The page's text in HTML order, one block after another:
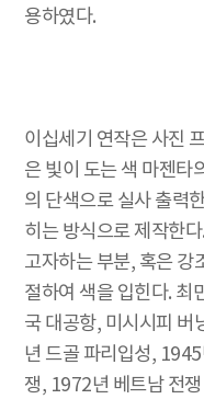
용하였다.
이십세기 연작은 사진
은 빛이 도는 색 마젠타
의 단색으로 실사 출력
히는 방식으로 제작한
고자하는 부분, 혹은 강
절하여 색을 입힌다. 최
국 대공항, 미시시피
년 드골 파리입성,
쟁, 1972년 베트남 전